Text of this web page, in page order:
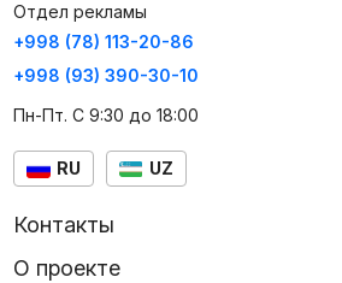
Отдел рекламы
+998 (78) 113-20-86
+998 (93) 390-30-10
Пн-Пт. С 9:30 до 18:00
RU UZ
Контакты
О проекте